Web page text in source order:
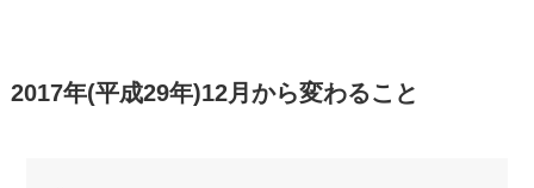
2017年(平成29年)12月から変わること